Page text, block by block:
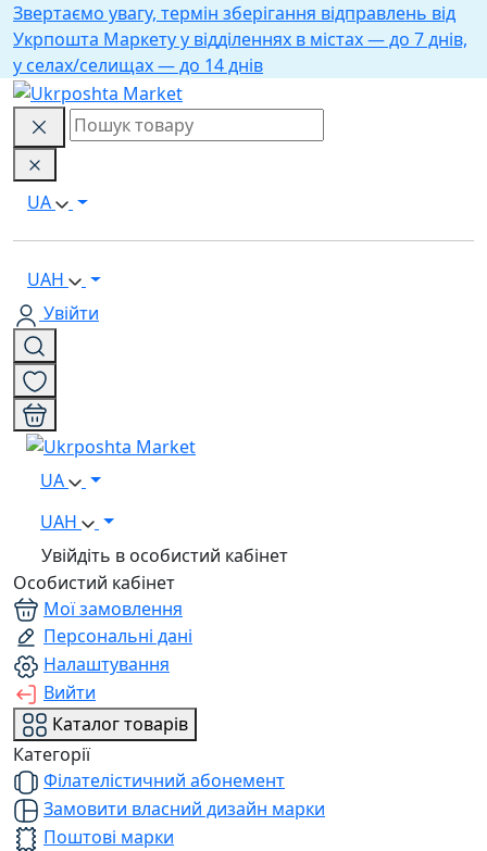
Звертаємо увагу, термін зберігання відправлень від
Укрпошта Маркету у відділеннях в містах — до 7 днів,
у селах/селищах — до 14 днів
UA
UAH
Увійти
UA
UAH
Увійдіть в особистий кабінет
Особистий кабінет
Мої замовлення
Персональні дані
Налаштування
Вийти
Каталог товарів
Категорії
Філателістичний абонемент
Замовити власний дизайн марки
Поштові марки